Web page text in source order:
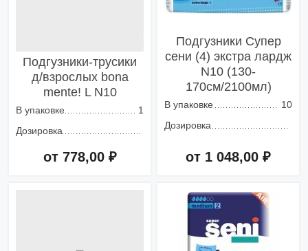
Подгузники-трусики
д/взрослых bona
mente! L N10
В упаковке
1
Дозировка
от 778,00 ₽
Подгузники Супер
сени (4) экстра лардж
N10 (130-
170см/2100мл)
В упаковке
10
Дозировка
от 1 048,00 ₽